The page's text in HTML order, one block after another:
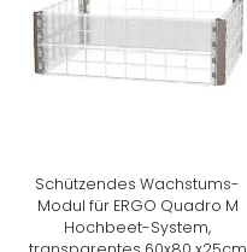
Schützendes Wachstums-
Modul für ERGO Quadro M
Hochbeet-System,